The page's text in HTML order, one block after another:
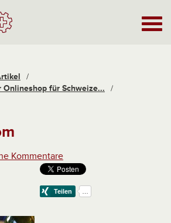
/
Onlineshop für Schweize...
/
Kommentare